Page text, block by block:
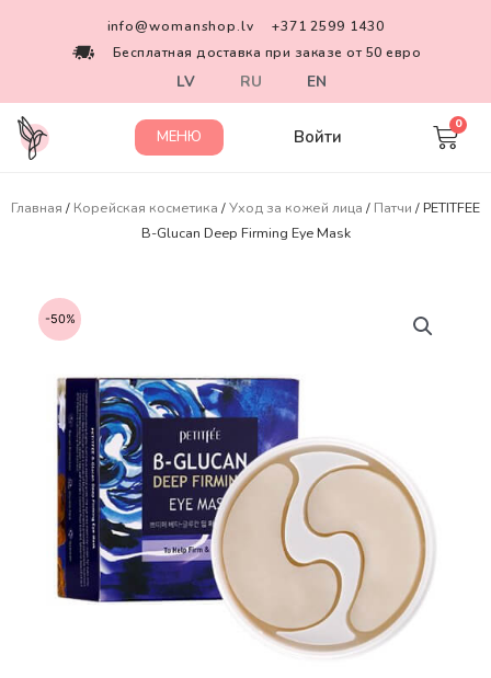
info@womanshop.lv
+371 2599 1430
Бесплатная доставка при заказе от 50 евро
LV RU EN
МЕНЮ Войти
Главная / Корейская косметика /Уход за кожей лица / Патчи / PETITFEE
B-Glucan Deep Firming Eye Mask
-50%